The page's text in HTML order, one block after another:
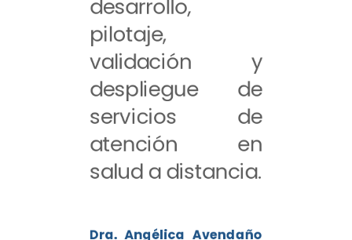
desarrollo,
pilotaje,
validación y
despliegue de
servicios de
atención en
salud a distancia.
Dra. Angélica Avendaño